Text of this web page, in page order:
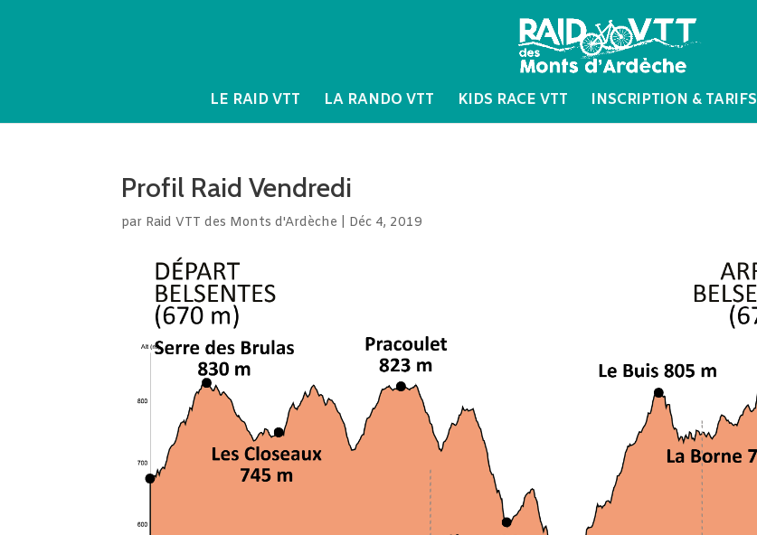
LE RAID VTT LA RANDO VTT KIDS RACE VTT INSCRIPTION & TARIFS
Profil Raid Vendredi
par Raid VTT des Monts d'Ardèche Déc 4, 2019